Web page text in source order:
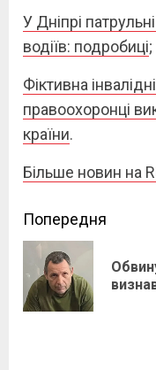
У Дніпрі
водіїв: подробиці;
Фіктивна
правоохоронці
країни.
Більше новин на
Continue
Reading
Попередня